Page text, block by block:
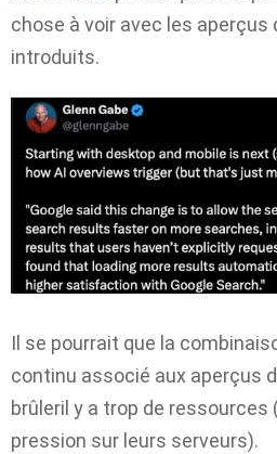
chose à voir avec les aperçus
introduits.
Il se pourrait que la
continu associé aux aperçus
brûleril y a trop de
pression sur leurs serveurs).